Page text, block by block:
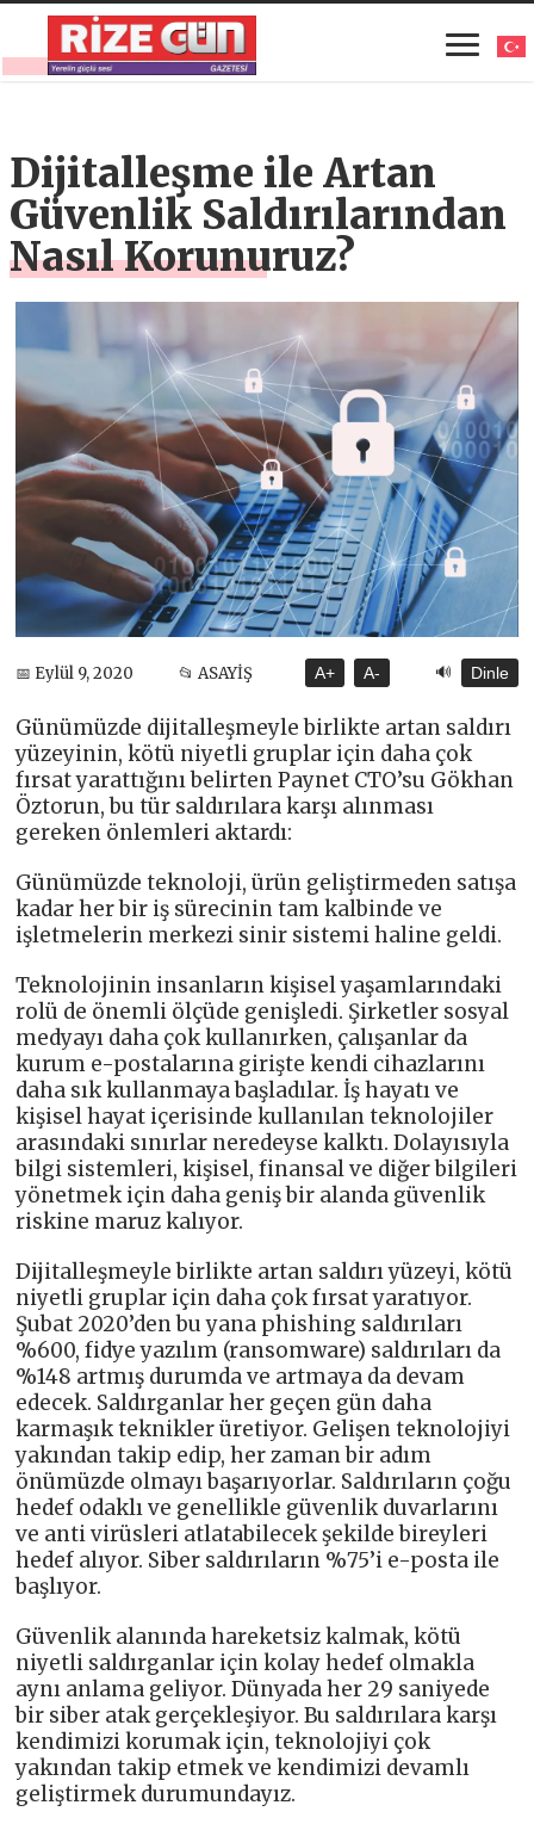
Dijitalleşme ile Artan
Güvenlik Saldırılarından
Nasıl Korunuruz?
📅 Eylül 9, 2020 📂 ASAYİŞ A+ A- 🔊 Dinle
Günümüzde dijitalleşmeyle birlikte artan saldırı
yüzeyinin, kötü niyetli gruplar için daha çok
fırsat yarattığını belirten Paynet CTO’su Gökhan
Öztorun, bu tür saldırılara karşı alınması
gereken önlemleri aktardı:
Günümüzde teknoloji, ürün geliştirmeden satışa
kadar her bir iş sürecinin tam kalbinde ve
işletmelerin merkezi sinir sistemi haline geldi.
Teknolojinin insanların kişisel yaşamlarındaki
rolü de önemli ölçüde genişledi. Şirketler sosyal
medyayı daha çok kullanırken, çalışanlar da
kurum e-postalarına girişte kendi cihazlarını
daha sık kullanmaya başladılar. İş hayatı ve
kişisel hayat içerisinde kullanılan teknolojiler
arasındaki sınırlar neredeyse kalktı. Dolayısıyla
bilgi sistemleri, kişisel, finansal ve diğer bilgileri
yönetmek için daha geniş bir alanda güvenlik
riskine maruz kalıyor.
Dijitalleşmeyle birlikte artan saldırı yüzeyi, kötü
niyetli gruplar için daha çok fırsat yaratıyor.
Şubat 2020’den bu yana phishing saldırıları
%600, fidye yazılım (ransomware) saldırıları da
%148 artmış durumda ve artmaya da devam
edecek. Saldırganlar her geçen gün daha
karmaşık teknikler üretiyor. Gelişen teknolojiyi
yakından takip edip, her zaman bir adım
önümüzde olmayı başarıyorlar. Saldırıların çoğu
hedef odaklı ve genellikle güvenlik duvarlarını
ve anti virüsleri atlatabilecek şekilde bireyleri
hedef alıyor. Siber saldırıların %75’i e-posta ile
başlıyor.
Güvenlik alanında hareketsiz kalmak, kötü
niyetli saldırganlar için kolay hedef olmakla
aynı anlama geliyor. Dünyada her 29 saniyede
bir siber atak gerçekleşiyor. Bu saldırılara karşı
kendimizi korumak için, teknolojiyi çok
yakından takip etmek ve kendimizi devamlı
geliştirmek durumundayız.